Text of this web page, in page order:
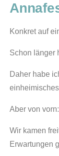
Konkret auf
Schon länger
Daher habe
Aber von vorn:
Wir kamen
Erwartungen